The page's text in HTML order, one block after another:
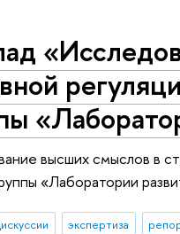
высших смыслов в
«Лаборатории
экспертиза